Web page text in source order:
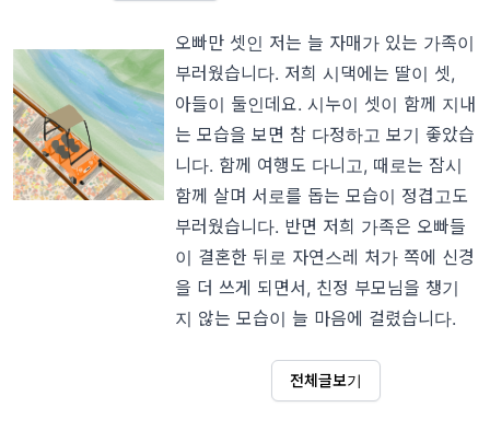
오빠만 셋인 저는 늘 자매가 있는 가족이
부러웠습니다. 저희 시댁에는 딸이 셋,
아들이 둘인데요. 시누이 셋이 함께 지내
는 모습을 보면 참 다정하고 보기 좋았습
니다. 함께 여행도 다니고, 때로는 잠시
함께 살며 서로를 돕는 모습이 정겹고도
부러웠습니다. 반면 저희 가족은 오빠들
이 결혼한 뒤로 자연스레 처가 쪽에 신경
을 더 쓰게 되면서, 친정 부모님을 챙기
지 않는 모습이 늘 마음에 걸렸습니다.
전체글보기